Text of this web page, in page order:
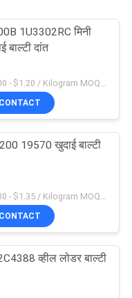
1U3302RC मिनी
बाल्टी दांत
$1.00 - $1.20 / Kilogram MOQ:100 किलोग्राम / किलोग्राम
CONTACT
19570 खुदाई बाल्टी
CONTACT
व्हील लोडर बाल्टी